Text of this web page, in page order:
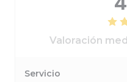
Valoración
Servicio